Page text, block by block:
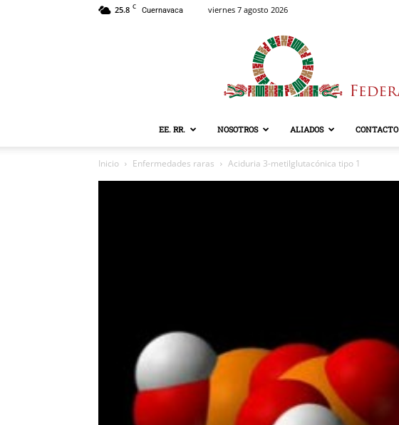
25.8 C Cuernavaca viernes 7 agosto 2026
EE. RR. NOSOTROS ALIADOS CONTACTO
Inicio Enfermedades raras Aciduria 3-metilglutacónica tipo 1